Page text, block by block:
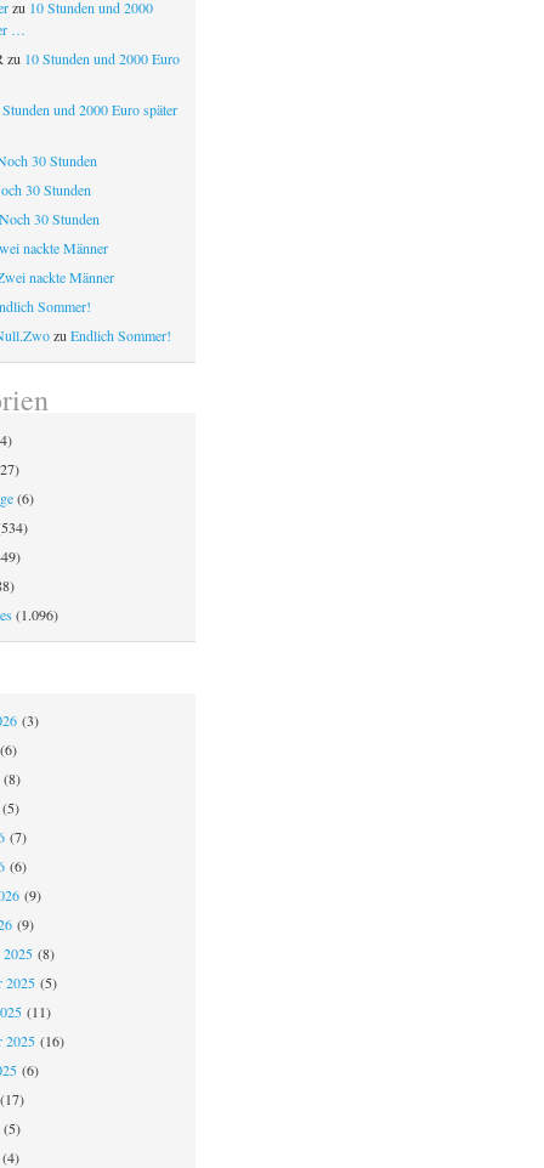
zu 10 Stunden und 2000
…
zu 10 Stunden und 2000 Euro
und 2000 Euro später
30 Stunden
30 Stunden
30 Stunden
nackte Männer
nackte Männer
Sommer!
zu Endlich Sommer!
(6)
(1.096)
(3)
(7)
(6)
(9)
(9)
2025(8)
2025(5)
(11)
2025(16)
(6)